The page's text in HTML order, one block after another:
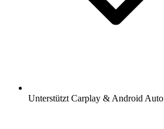
Unterstützt Carplay & Android Auto